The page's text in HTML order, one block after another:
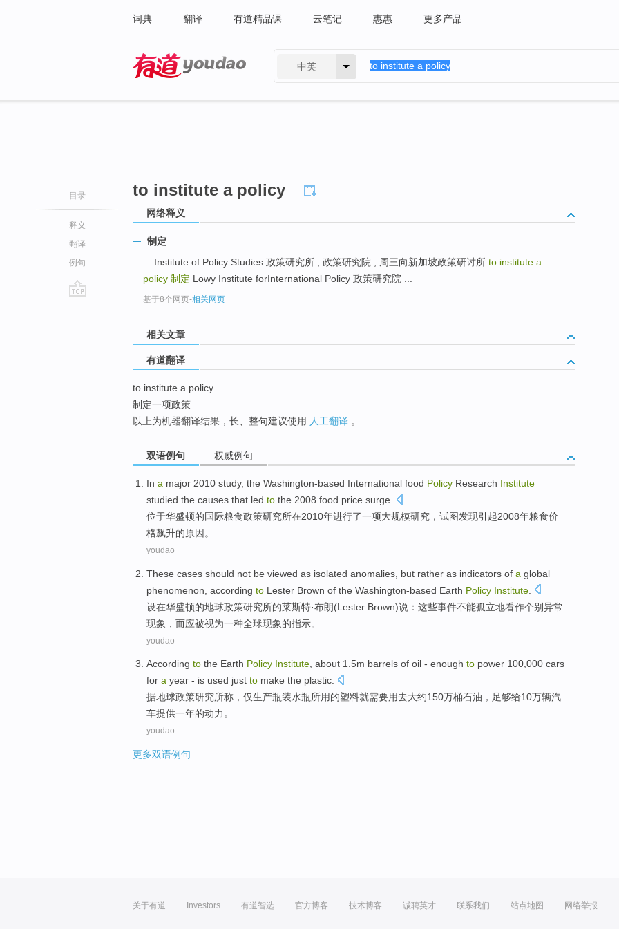
词典 翻译 有道精品课 云笔记 惠惠 更多产品
中英
目录
释义
翻译
例句
to institute a policy
网络释义
制定
... Institute of Policy Studies 政策研究所 ; 政策研究院 ; 周三向新加坡政策研讨所 to institute a
policy 制定 Lowy Institute forInternational Policy 政策研究院 ...
基于8个网页-相关网页
相关文章
有道翻译
to institute a policy
制定一项政策
以上为机器翻译结果，长、整句建议使用 人工翻译 。
双语例句 权威例句
In a major 2010 study, the Washington-based International food Policy Research Institute
studied the causes that led to the 2008 food price surge
位于华盛顿的国际粮食政策研究所在2010年进行了一项大规模研究 ，试图发现引起2008年粮食价
格飙升的原因 。
youdao
These cases should not be viewed as isolated anomalies but rather as indicators of a global
phenomenon , according to Lester Brown of the Washington-based Earth Policy Institute
设在华盛顿的地球政策研究所的莱斯特·布朗(Lester Brown)说： 这些事件不能孤立地看作个别异常
现象 ， 而应被视为一种全球现象的指示。
youdao
According to the Earth Policy Institute, about 1.5m barrels of oil - enough to power 100,000 cars
for a year - is used just to make the plastic.
据地球政策研究所称 ， 仅生产瓶装水瓶所用的塑料就需要用去大约150万桶石油 ， 足够给10万辆汽
车提供一年的动力。
youdao
更多双语例句
关于有道 Investors 有道智选 官方博客 技术博客 诚聘英才 联系我们 站点地图 网络举报